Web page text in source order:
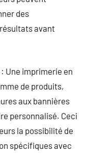
des
avant
Une imprimerie en
de produits,
aux bannières
personnalisé. Ceci
la possibilité de
spécifiques avec